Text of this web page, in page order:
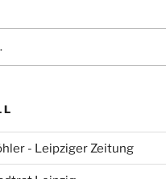
- Leipziger Zeitung